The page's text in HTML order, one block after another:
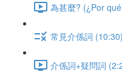
為甚麼? (¿Por
常見介係詞 (10:30)
介係詞+疑問詞